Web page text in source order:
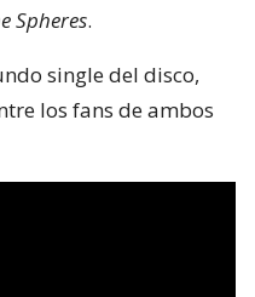
Spheres.
single del disco,
los fans de ambos